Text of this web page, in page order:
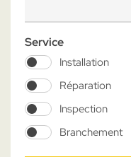
Service
Installation
Réparation
Inspection
Branchement